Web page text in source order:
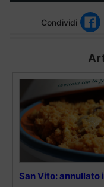
Condividi
San Vito: annullato